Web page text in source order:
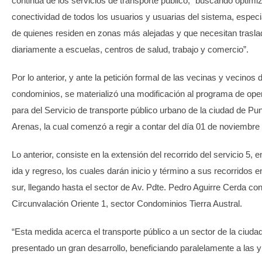
conectividad de todos los usuarios y usuarias del sistema,
de quienes residen en zonas más alejadas y que necesitan
diariamente a escuelas, centros de salud, trabajo y comercio”.
Por lo anterior, y ante la petición formal de las vecinas y vecinos
condominios, se materializó una modificación al programa de
para del Servicio de transporte público urbano de la ciudad de
Arenas, la cual comenzó a regir a contar del día 01 de noviembre
Lo anterior, consiste en la extensión del recorrido del servicio 5,
ida y regreso, los cuales darán inicio y término a sus recorridos
sur, llegando hasta el sector de Av. Pdte. Pedro Aguirre Cerda
Circunvalación Oriente 1, sector Condominios Tierra Austral.
“Esta medida acerca el transporte público a un sector de la
presentado un gran desarrollo, beneficiando paralelamente a las